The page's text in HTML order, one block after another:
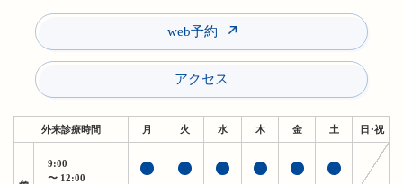
web予約
アクセス
外来診療時間 月 火 水 木 金 土 日・祝
9:00
〜 12:00